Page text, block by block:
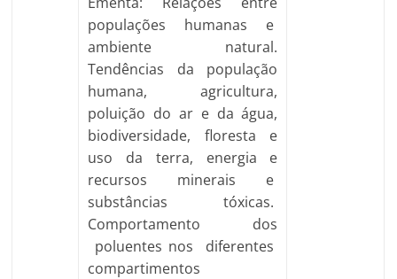
populações humanas e
ambiente natural.
Tendências da população
humana, agricultura,
poluição do ar e da água,
biodiversidade, floresta e
uso da terra, energia e
recursos minerais e
substâncias tóxicas.
Comportamento dos
poluentes nos diferentes
compartimentos